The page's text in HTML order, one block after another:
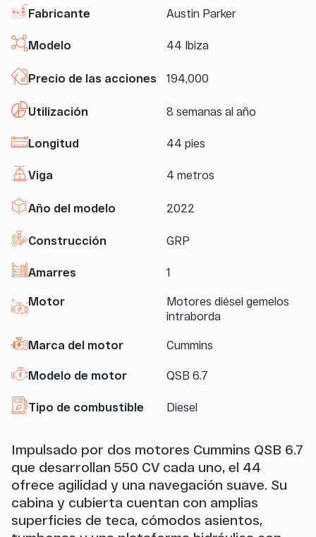
Fabricante Austin Parker
Modelo 44 Ibiza
Precio de las acciones 194,000
Utilización 8 semanas al año
Longitud 44 pies
Viga 4 metros
Año del modelo 2022
Construcción GRP
Amarres 1
Motor
Motores diésel gemelos
intraborda
Marca del motor Cummins
Modelo de motor QSB 6.7
Tipo de combustible Diesel
Impulsado por dos motores Cummins QSB 6.7
que desarrollan 550 CV cada uno, el 44
ofrece agilidad y una navegación suave. Su
cabina y cubierta cuentan con amplias
superficies de teca, cómodos asientos,